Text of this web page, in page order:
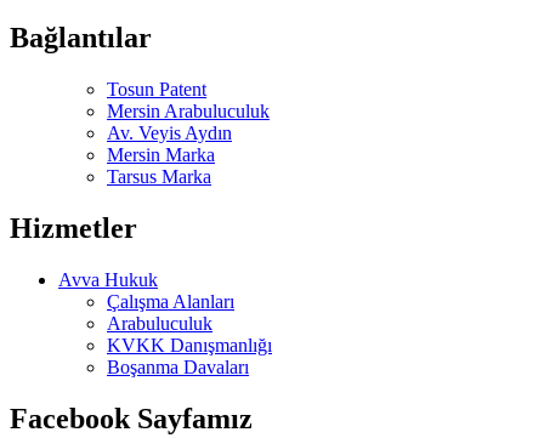
Bağlantılar
Tosun Patent
Mersin Arabuluculuk
Av. Veyis Aydın
Mersin Marka
Tarsus Marka
Hizmetler
Avva Hukuk
Çalışma Alanları
Arabuluculuk
KVKK Danışmanlığı
Boşanma Davaları
Facebook Sayfamız